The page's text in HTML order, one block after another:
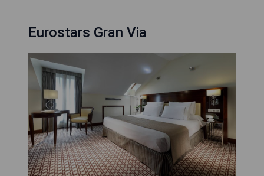
Eurostars Gran Via